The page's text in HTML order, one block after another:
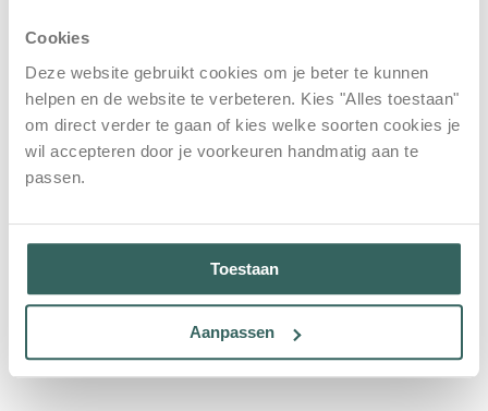
Cookies
Deze website gebruikt cookies om je beter te kunnen
helpen en de website te verbeteren. Kies "Alles toestaan"
om direct verder te gaan of kies welke soorten cookies je
wil accepteren door je voorkeuren handmatig aan te
passen.
Toestaan
Aanpassen